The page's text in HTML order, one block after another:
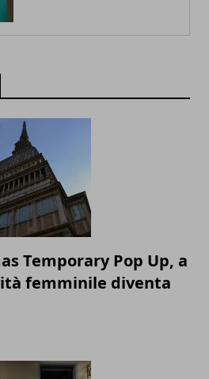
Temporary Pop Up, a
femminile diventa